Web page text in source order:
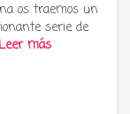
os traemos un
serie de
más